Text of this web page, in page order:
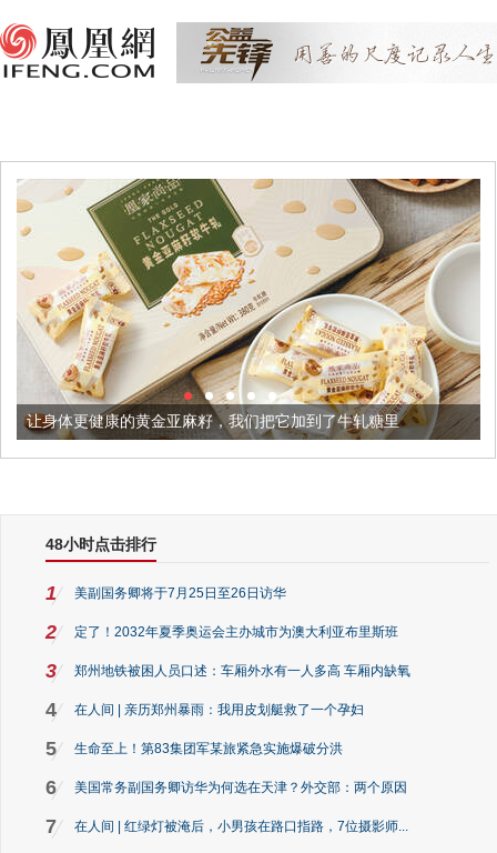
健康的黄金亚麻籽，我们把它加到了牛轧糖里 被列入佛家
48小时点击排行
1 美副国务卿将于7月25日至26日访华
2 定了！2032年夏季奥运会主办城市为澳大利亚布里斯班
3 郑州地铁被困人员口述：车厢外水有一人多高 车厢内缺氧
4 在人间 | 亲历郑州暴雨：我用皮划艇救了一个孕妇
5 生命至上！第83集团军某旅紧急实施爆破分洪
6 美国常务副国务卿访华为何选在天津？外交部：两个原因
7 在人间 | 红绿灯被淹后，小男孩在路口指路，7位摄影师...